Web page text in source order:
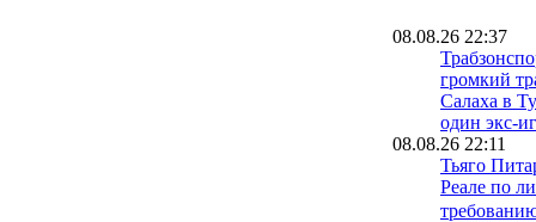
08.08.26 22:37
громкий
Салаха в
один экс-
08.08.26 22:11
Тьяго
Реале по